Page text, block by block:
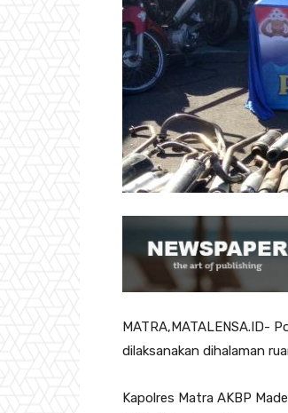
MATRA,MATALENSA.ID-
dilaksanakan dihalaman
Kapolres Matra AKBP